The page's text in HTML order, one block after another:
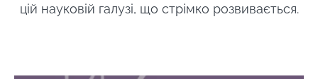
цій науковій галузі, що стрімко розвивається.